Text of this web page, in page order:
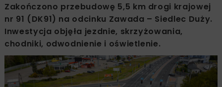
Zakończono przebudowę 5,5 km drogi krajowej
nr 91 (DK91) na odcinku Zawada – Siedlec Duży.
Inwestycja objęła jezdnie, skrzyżowania,
chodniki, odwodnienie i oświetlenie.